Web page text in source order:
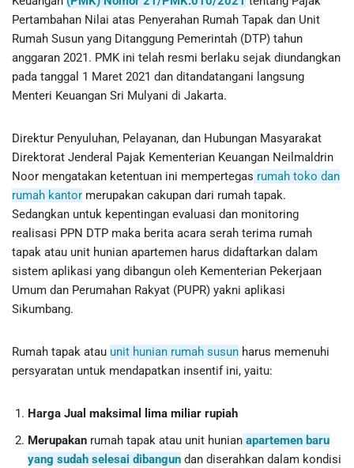
Pertambahan Nilai atas Penyerahan Rumah Tapak dan Unit
Rumah Susun yang Ditanggung Pemerintah (DTP) tahun
anggaran 2021. PMK ini telah resmi berlaku sejak diundangkan
pada tanggal 1 Maret 2021 dan ditandatangani langsung
Menteri Keuangan Sri Mulyani di Jakarta.
Direktur Penyuluhan, Pelayanan, dan Hubungan Masyarakat
Direktorat Jenderal Pajak Kementerian Keuangan Neilmaldrin
Noor mengatakan ketentuan ini mempertegas rumah toko dan
rumah kantor merupakan cakupan dari rumah tapak.
Sedangkan untuk kepentingan evaluasi dan monitoring
realisasi PPN DTP maka berita acara serah terima rumah
tapak atau unit hunian apartemen harus didaftarkan dalam
sistem aplikasi yang dibangun oleh Kementerian Pekerjaan
Umum dan Perumahan Rakyat (PUPR) yakni aplikasi
Sikumbang.
Rumah tapak atau unit hunian rumah susun harus memenuhi
persyaratan untuk mendapatkan insentif ini, yaitu:
Harga Jual maksimal lima miliar rupiah
Merupakan rumah tapak atau unit hunian apartemen baru
yang sudah selesai dibangun dan diserahkan dalam kondisi